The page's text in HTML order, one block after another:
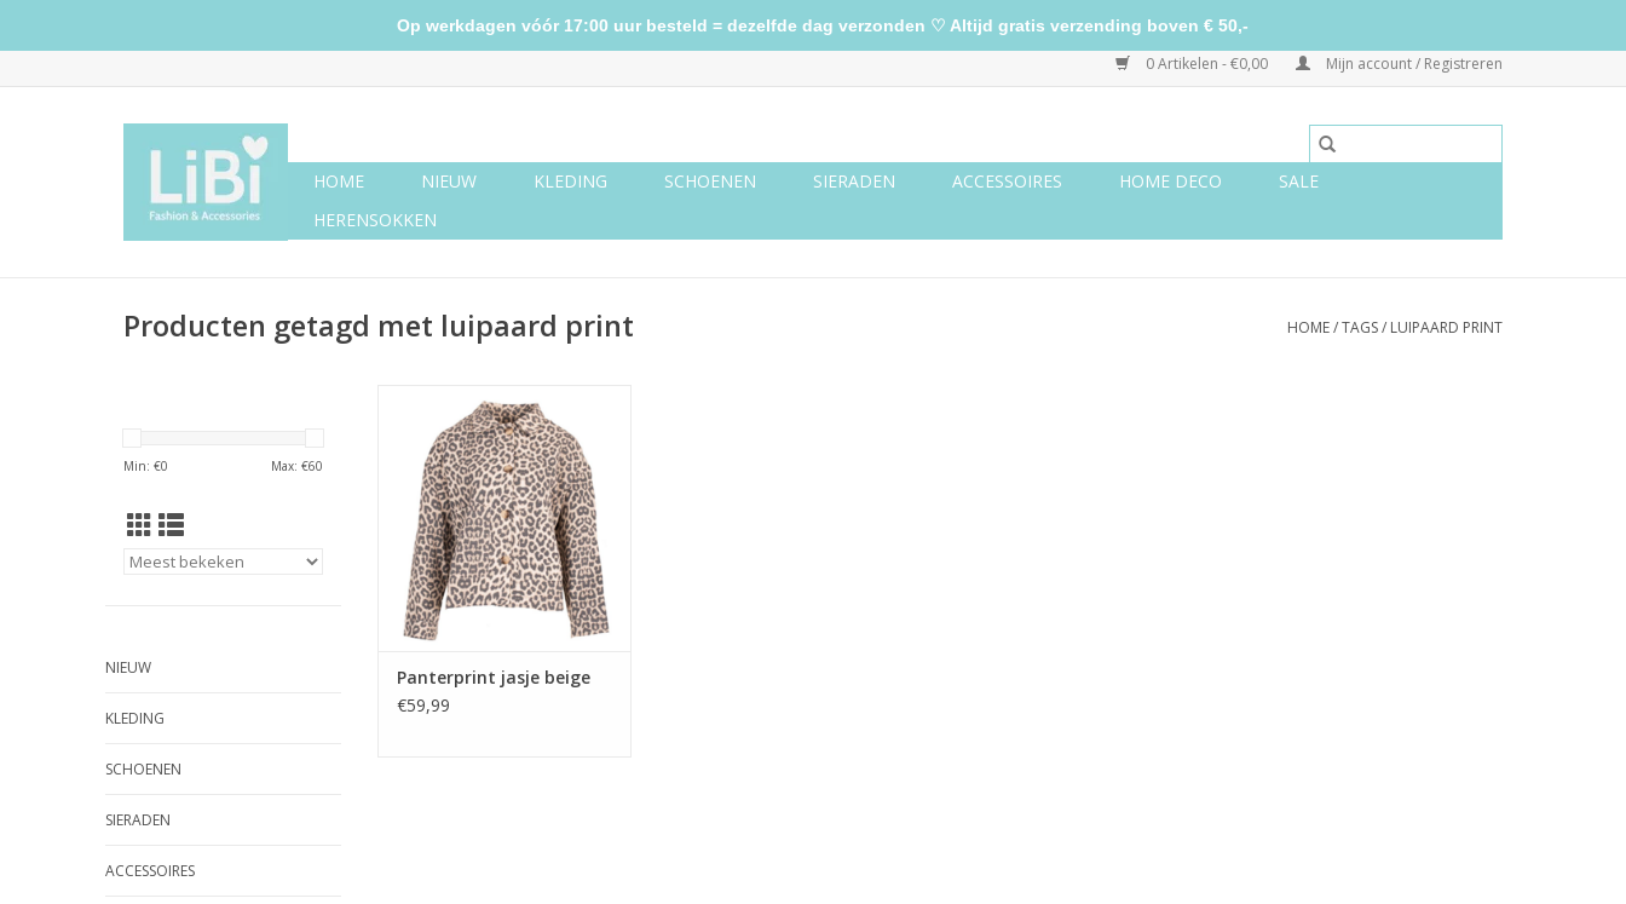
0 Artikelen - €0,00 Mijn account / Registreren
HOME NIEUW KLEDING SCHOENEN SIERADEN ACCESSOIRES HOME DECO
SALE
HERENSOKKEN
Producten getagd met luipaard print HOME/TAGS/ LUIPAARD PRINT
Min: €0 Max: €60
NIEUW
KLEDING
SCHOENEN
SIERADEN
ACCESSOIRES
Panterprint jasje beige
Panterprint jasje beige
€59,99
Op werkdagen vóór 17:00 uur besteld = dezelfde dag verzonden ♡ Altijd gratis verzending boven € 50,-